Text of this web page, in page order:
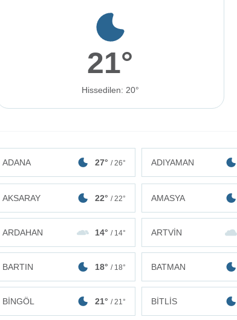
21°
Hissedilen: 20°
ADANA 27° / 26° ADIYAMAN
AKSARAY 22° / 22° AMASYA
ARDAHAN 14° / 14° ARTVİN
BARTIN 18° / 18° BATMAN
BİNGÖL 21° / 21° BİTLİS